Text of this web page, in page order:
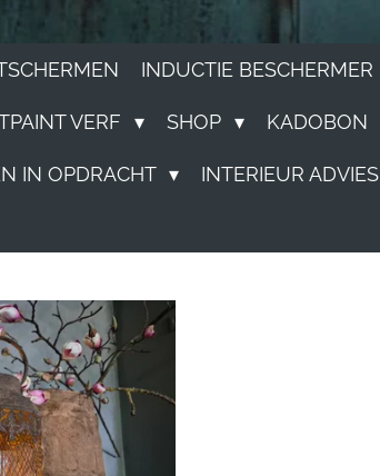
INDUCTIE BESCHERMER
VERF SHOP KADOBON
IN OPDRACHT INTERIEUR ADVIES